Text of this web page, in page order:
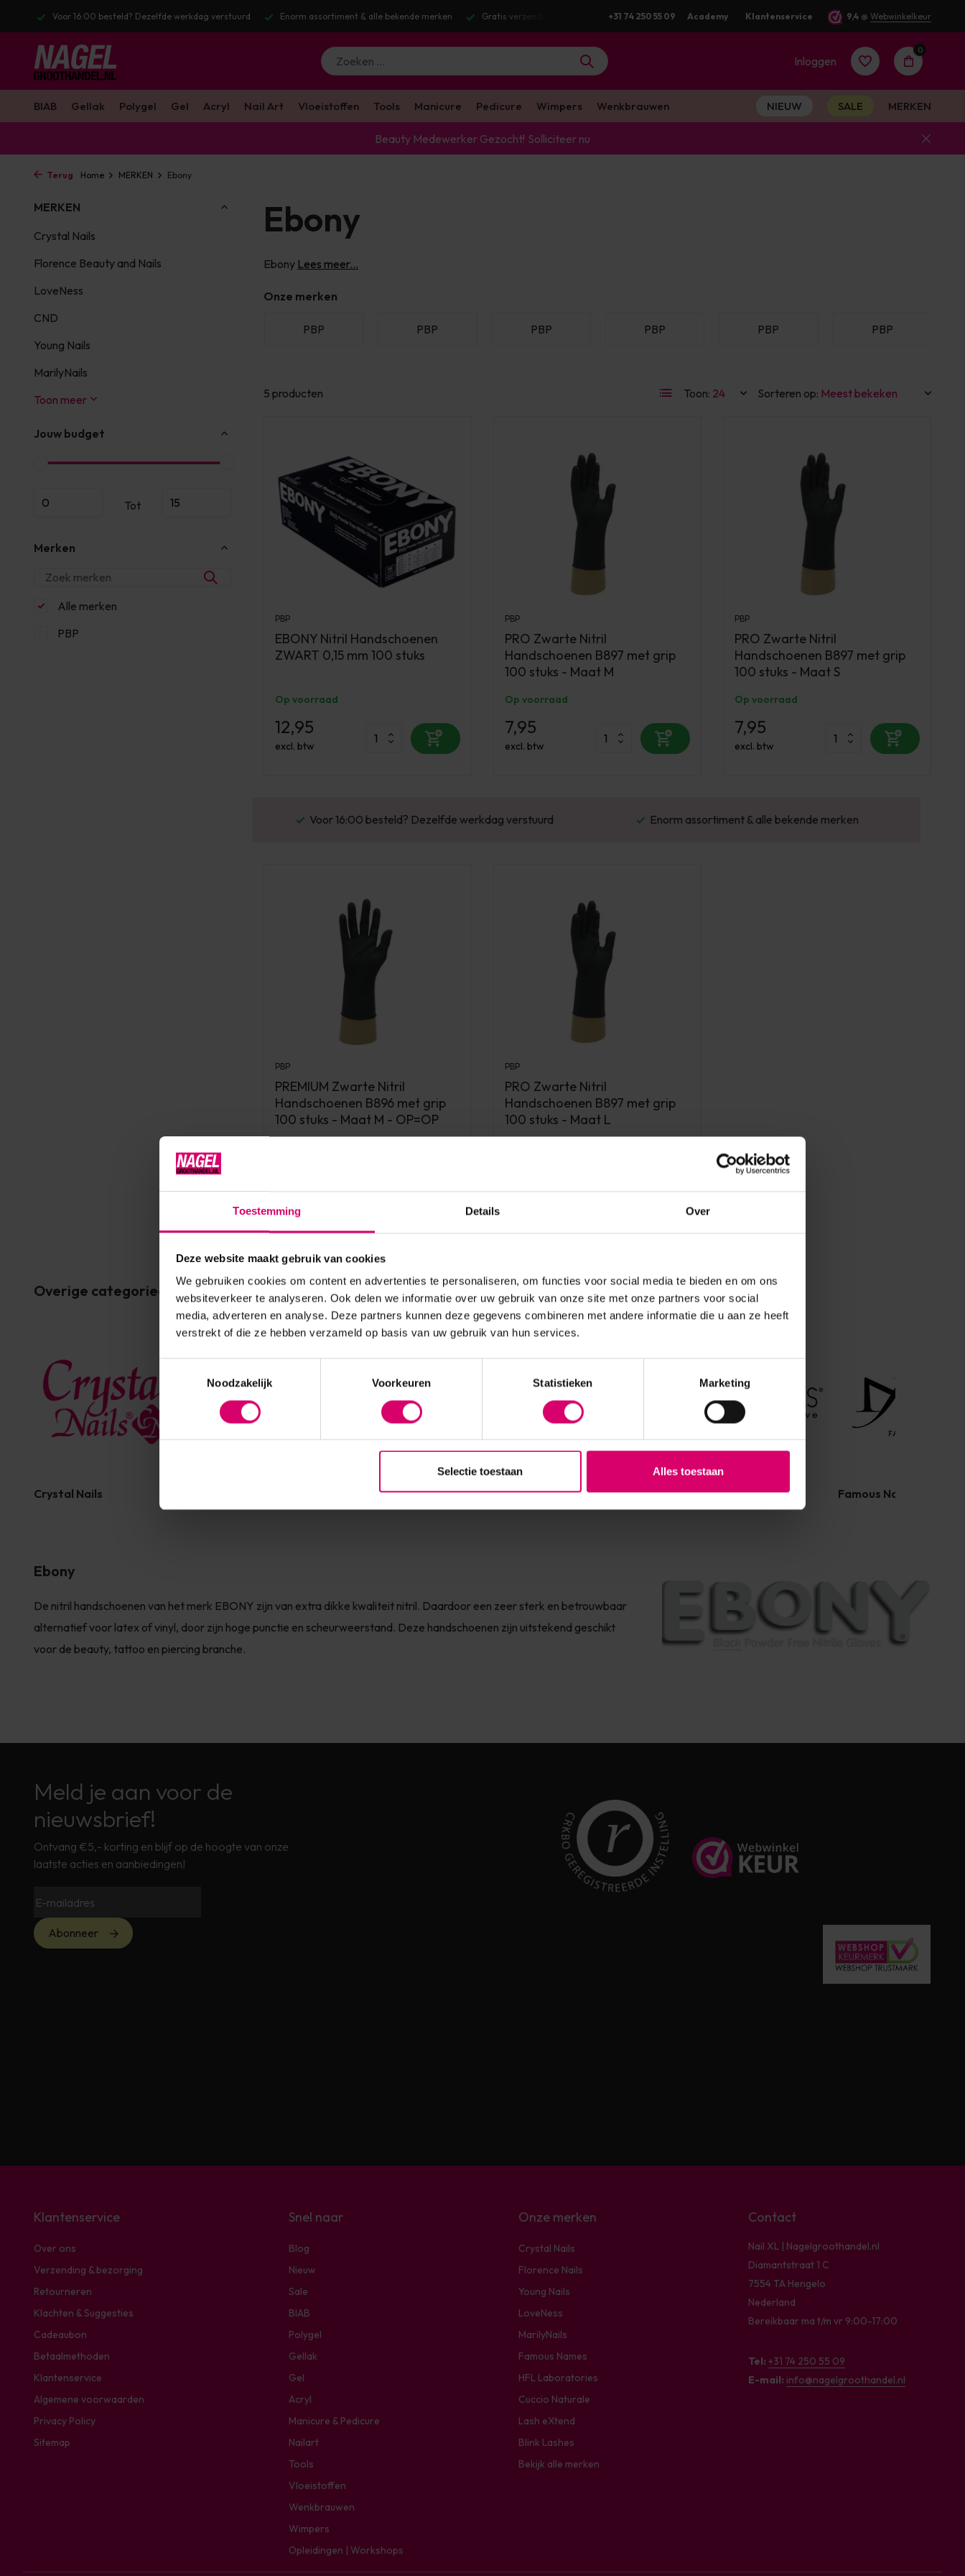
Toestemming Details Over
Deze website maakt gebruik van cookies
We gebruiken cookies om content en advertenties te personaliseren, om functies voor social media te bieden en om ons
websiteverkeer te analyseren. Ook delen we informatie over uw gebruik van onze site met onze partners voor social
media, adverteren en analyse. Deze partners kunnen deze gegevens combineren met andere informatie die u aan ze heeft
verstrekt of die ze hebben verzameld op basis van uw gebruik van hun services.
Noodzakelijk
Voorkeuren Statistieken Marketing
Selectie toestaan Alles toestaan
Enorm assortiment & alle bekende merken Gratis verzending v.a. €100 excl. BTW Voor 16:00 besteld? Dezelfde werkdag verstuurd+31 74 250 55 09 Academy Klantenservice 9,4 @ Webwinkelkeur
Inloggen
0
BIAB Gellak Polygel Gel Acryl Nail Art Vloeistoffen Tools Manicure Pedicure Wimpers Wenkbrauwen NIEUW SALE MERKEN
Beauty Medewerker Gezocht! Solliciteer nu
Terug Home MERKEN Ebony
MERKEN
Crystal Nails
Florence Beauty and Nails
LoveNess
CND
Young Nails
MarilyNails
Toon meer
Jouw budget
Tot
Merken
Alle merken
PBP
Ebony
Ebony Lees meer...
Onze merken
PBP PBP PBP PBP PBP PBP
5 producten Toon: Sorteren op:
PBP
EBONY Nitril Handschoenen
ZWART 0,15 mm 100 stuks
Op voorraad
12,95
excl. btw
PBP
PRO Zwarte Nitril
Handschoenen B897 met grip
100 stuks - Maat M
Op voorraad
7,95
excl. btw
PBP
PRO Zwarte Nitril
Handschoenen B897 met grip
100 stuks - Maat S
Op voorraad
7,95
excl. btw
Enorm assortiment & alle bekende merken Gratis verzending v.a. €100 excl. BTW
PBP
PREMIUM Zwarte Nitril
Handschoenen B896 met grip
100 stuks - Maat M - OP=OP
excl. btw
PBP
PRO Zwarte Nitril
Handschoenen B897 met grip
100 stuks - Maat L
excl. btw
Overige categorieën in MERKEN
Crystal Nails LoveNess Young Nails MarilyNails Famous Names
Ebony
De nitril handschoenen van het merk EBONY zijn van extra dikke kwaliteit nitril. Daardoor een zeer sterk en betrouwbaar
alternatief voor latex of vinyl, door zijn hoge punctie en scheurweerstand. Deze handschoenen zijn uitstekend geschikt
voor de beauty, tattoo en piercing branche.
Meld je aan voor de
nieuwsbrief!
Ontvang €5,- korting en blijf op de hoogte van onze
laatste acties en aanbiedingen!
Abonneer
Klantenservice
Over ons
Verzending & bezorging
Retourneren
Klachten & Suggesties
Cadeaubon
Betaalmethoden
Klantenservice
Algemene voorwaarden
Privacy Policy
Sitemap
Snel naar
Blog
Nieuw
Sale
BIAB
Polygel
Gellak
Gel
Acryl
Manicure & Pedicure
Nailart
Tools
Vloeistoffen
Wenkbrauwen
Wimpers
Opleidingen | Workshops
Onze merken
Crystal Nails
Florence Nails
Young Nails
LoveNess
MarilyNails
Famous Names
HFL Laboratories
Cuccio Naturale
Lash eXtend
Blink Lashes
Bekijk alle merken
Contact
Nail XL | Nagelgroothandel.nl
Diamantstraat 1 C
7554 TA Hengelo
Nederland
Bereikbaar ma t/m vr 9:00-17:00
Tel: +31 74 250 55 09
E-mail: info@nagelgroothandel.nl